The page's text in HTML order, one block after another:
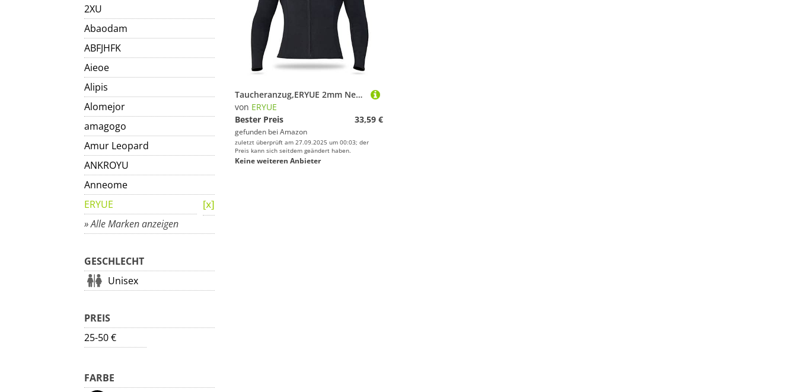
2XU
Abaodam
ABFJHFK
Aieoe
Alipis
Alomejor
amagogo
Amur Leopard
ANKROYU
Anneome
ERYUE
» Alle Marken anzeigen
GESCHLECHT
Unisex
PREIS
25-50 €
FARBE
Taucheranzug,ERYUE 2mm Neopren Männer Frauen Tauchoberteil mit Reißverschluss vorne Neoprenanzug Jacke Langarm Neoprenanzug Oberteil zum Schnorcheln Tauchen Surfen Wassersport Schwimmen
von ERYUE
Bester Preis
33,59 €
gefunden bei Amazon
zuletzt überprüft am 27.09.2025 um 00:03; der
Preis kann sich seitdem geändert haben.
Keine weiteren Anbieter